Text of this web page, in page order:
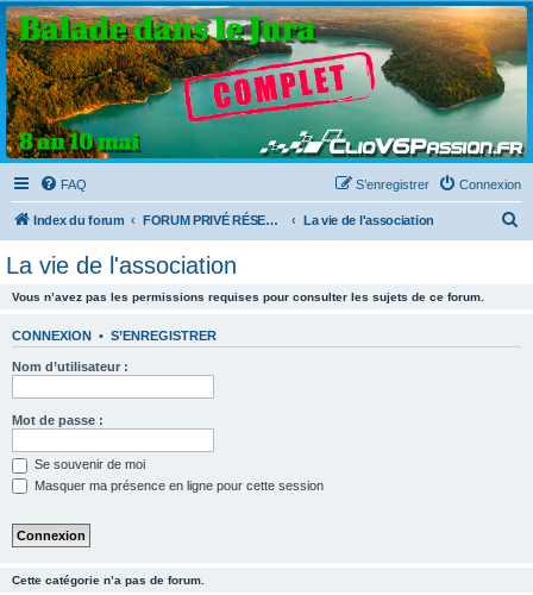
Clio V6 Passion
Le site français des passionnés de Clio V6
FAQ Connexion
S’enregistrer
Index du forum FORUM PRIVÉ RÉSERVÉ AUX MEMBRES DU CLUB La vie de l'association
La vie de l'association
Vous n’avez pas les permissions requises pour consulter les sujets de ce forum.
CONNEXION • S’ENREGISTRER
Nom d’utilisateur :
Mot de passe :
Se souvenir de moi
Masquer ma présence en ligne pour cette session
Cette catégorie n’a pas de forum.